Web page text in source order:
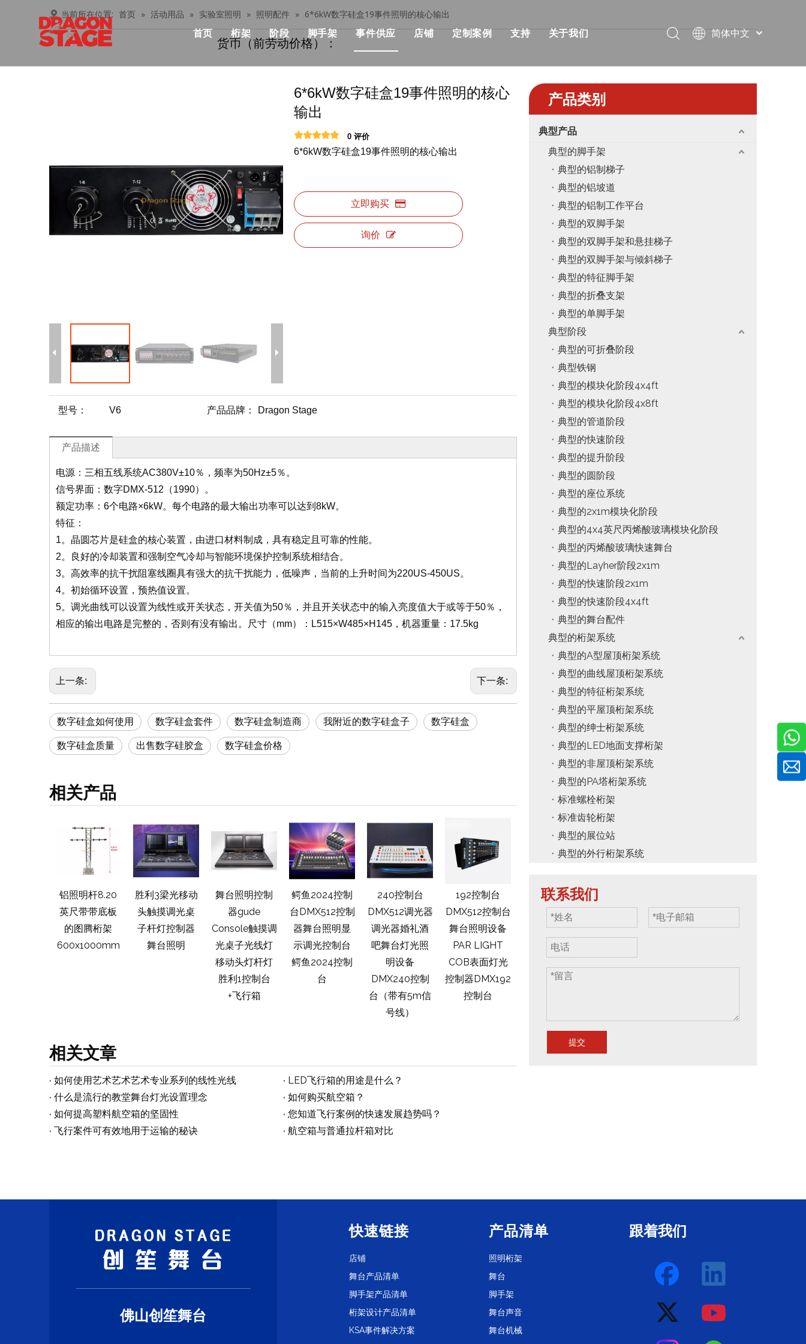
首页 桁架
桁架设计产品清单
忍者战士桁架系统
铝桁架
阶段
快速舞台
管道阶段
铁阶段
正方形舞台
跑道舞台
户外舞台
脚手架
铝制脚手架
双脚手架与攀登梯子
双脚手架与45度梯子
铝制梯子
铝制工作平台
事件供应
优点
活动表和椅子
事件LED显示
活动用品
店铺
快速舞台价格
桁架相关产品价格
舞台照明价格
舞台音价
定制案例
KSA事件解决方案
支持
常问问题
下载
关于我们
展览
联系我们
简体中文
Pусский
Español
العربية
English
当前所在位置: 首页 » 活动用品 » 实验室照明 » 照明配件 » 6*6kW数字硅盒19事件照明的核心输出
货币（前劳动价格）：
6*6kW数字硅盒19事件照明的核心
输出
0 评价
6*6kW数字硅盒19事件照明的核心输出
立即购买
询价
型号： V6 产品品牌： Dragon Stage
产品描述
电源：三相五线系统AC380V±10％，频率为50Hz±5％。
信号界面：数字DMX-512（1990）。
额定功率：6个电路×6kW。每个电路的最大输出功率可以达到8kW。
特征：
1。晶圆芯片是硅盒的核心装置，由进口材料制成，具有稳定且可靠的性能。
2。良好的冷却装置和强制空气冷却与智能环境保护控制系统相结合。
3。高效率的抗干扰阻塞线圈具有强大的抗干扰能力，低噪声，当前的上升时间为220US-450US。
4。初始循环设置，预热值设置。
5。调光曲线可以设置为线性或开关状态，开关值为50％，并且开关状态中的输入亮度值大于或等于50％，
相应的输出电路是完整的，否则有没有输出。尺寸（mm）：L515×W485×H145，机器重量：17.5kg
上一条: 下一条:
数字硅盒如何使用 数字硅盒套件 数字硅盒制造商 我附近的数字硅盒子 数字硅盒
数字硅盒质量 出售数字硅胶盒 数字硅盒价格
相关产品
铝照明杆8.20
英尺带带底板
的图腾桁架
600x1000mm
胜利3梁光移动
头触摸调光桌
子杆灯控制器
舞台照明
舞台照明控制
器gude
Console触摸调
光桌子光线灯
移动头灯杆灯
胜利1控制台
+飞行箱
鳄鱼2024控制
台DMX512控制
器舞台照明显
示调光控制台
鳄鱼2024控制
台
240控制台
DMX512调光器
调光器婚礼酒
吧舞台灯光照
明设备
DMX240控制
台（带有5m信
号线）
192控制台
DMX512控制台
舞台照明设备
PAR LIGHT
COB表面灯光
控制器DMX192
控制台
S-Quick钻机夹
夹夹快速触发
夹材料材料：
6061 SWL：
51mm kg：
for事件灯的超
级夹具材料：
易于夹具材
料：6061
相关文章
如何使用艺术艺术艺术专业系列的线性光线
LED飞行箱的用途是什么？
什么是流行的教堂舞台灯光设置理念
如何购买航空箱？
如何提高塑料航空箱的坚固性
您知道飞行案例的快速发展趋势吗？
飞行案件可有效地用于运输的秘诀
航空箱与普通拉杆箱对比
产品类别
典型产品
典型的脚手架
典型的铝制梯子
典型的铝坡道
典型的铝制工作平台
典型的双脚手架
典型的双脚手架和悬挂梯子
典型的双脚手架与倾斜梯子
典型的特征脚手架
典型的折叠支架
典型的单脚手架
典型阶段
典型的可折叠阶段
典型铁钢
典型的模块化阶段4x4ft
典型的模块化阶段4x8ft
典型的管道阶段
典型的快速阶段
典型的提升阶段
典型的圆阶段
典型的座位系统
典型的2x1m模块化阶段
典型的4x4英尺丙烯酸玻璃模块化阶段
典型的丙烯酸玻璃快速舞台
典型的Layher阶段2x1m
典型的快速阶段2x1m
典型的快速阶段4x4ft
典型的舞台配件
典型的桁架系统
典型的A型屋顶桁架系统
典型的曲线屋顶桁架系统
典型的特征桁架系统
典型的平屋顶桁架系统
典型的绅士桁架系统
典型的LED地面支撑桁架
典型的非屋顶桁架系统
典型的PA塔桁架系统
标准螺栓桁架
标准齿轮桁架
典型的展位站
典型的外行桁架系统
联系我们
提交
佛山创笙舞台
快速链接
店铺
舞台产品清单
脚手架产品清单
桁架设计产品清单
KSA事件解决方案
产品清单
照明桁架
舞台
脚手架
舞台声音
舞台机械
跟着我们